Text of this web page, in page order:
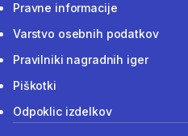
Pravne informacije
Varstvo osebnih podatkov
Pravilniki nagradnih iger
Piškotki
Odpoklic izdelkov